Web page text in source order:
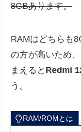
8GBあります。
RAMはどちらも
の方が高いため
まえると Redmi
う。
RAM/ROMとは